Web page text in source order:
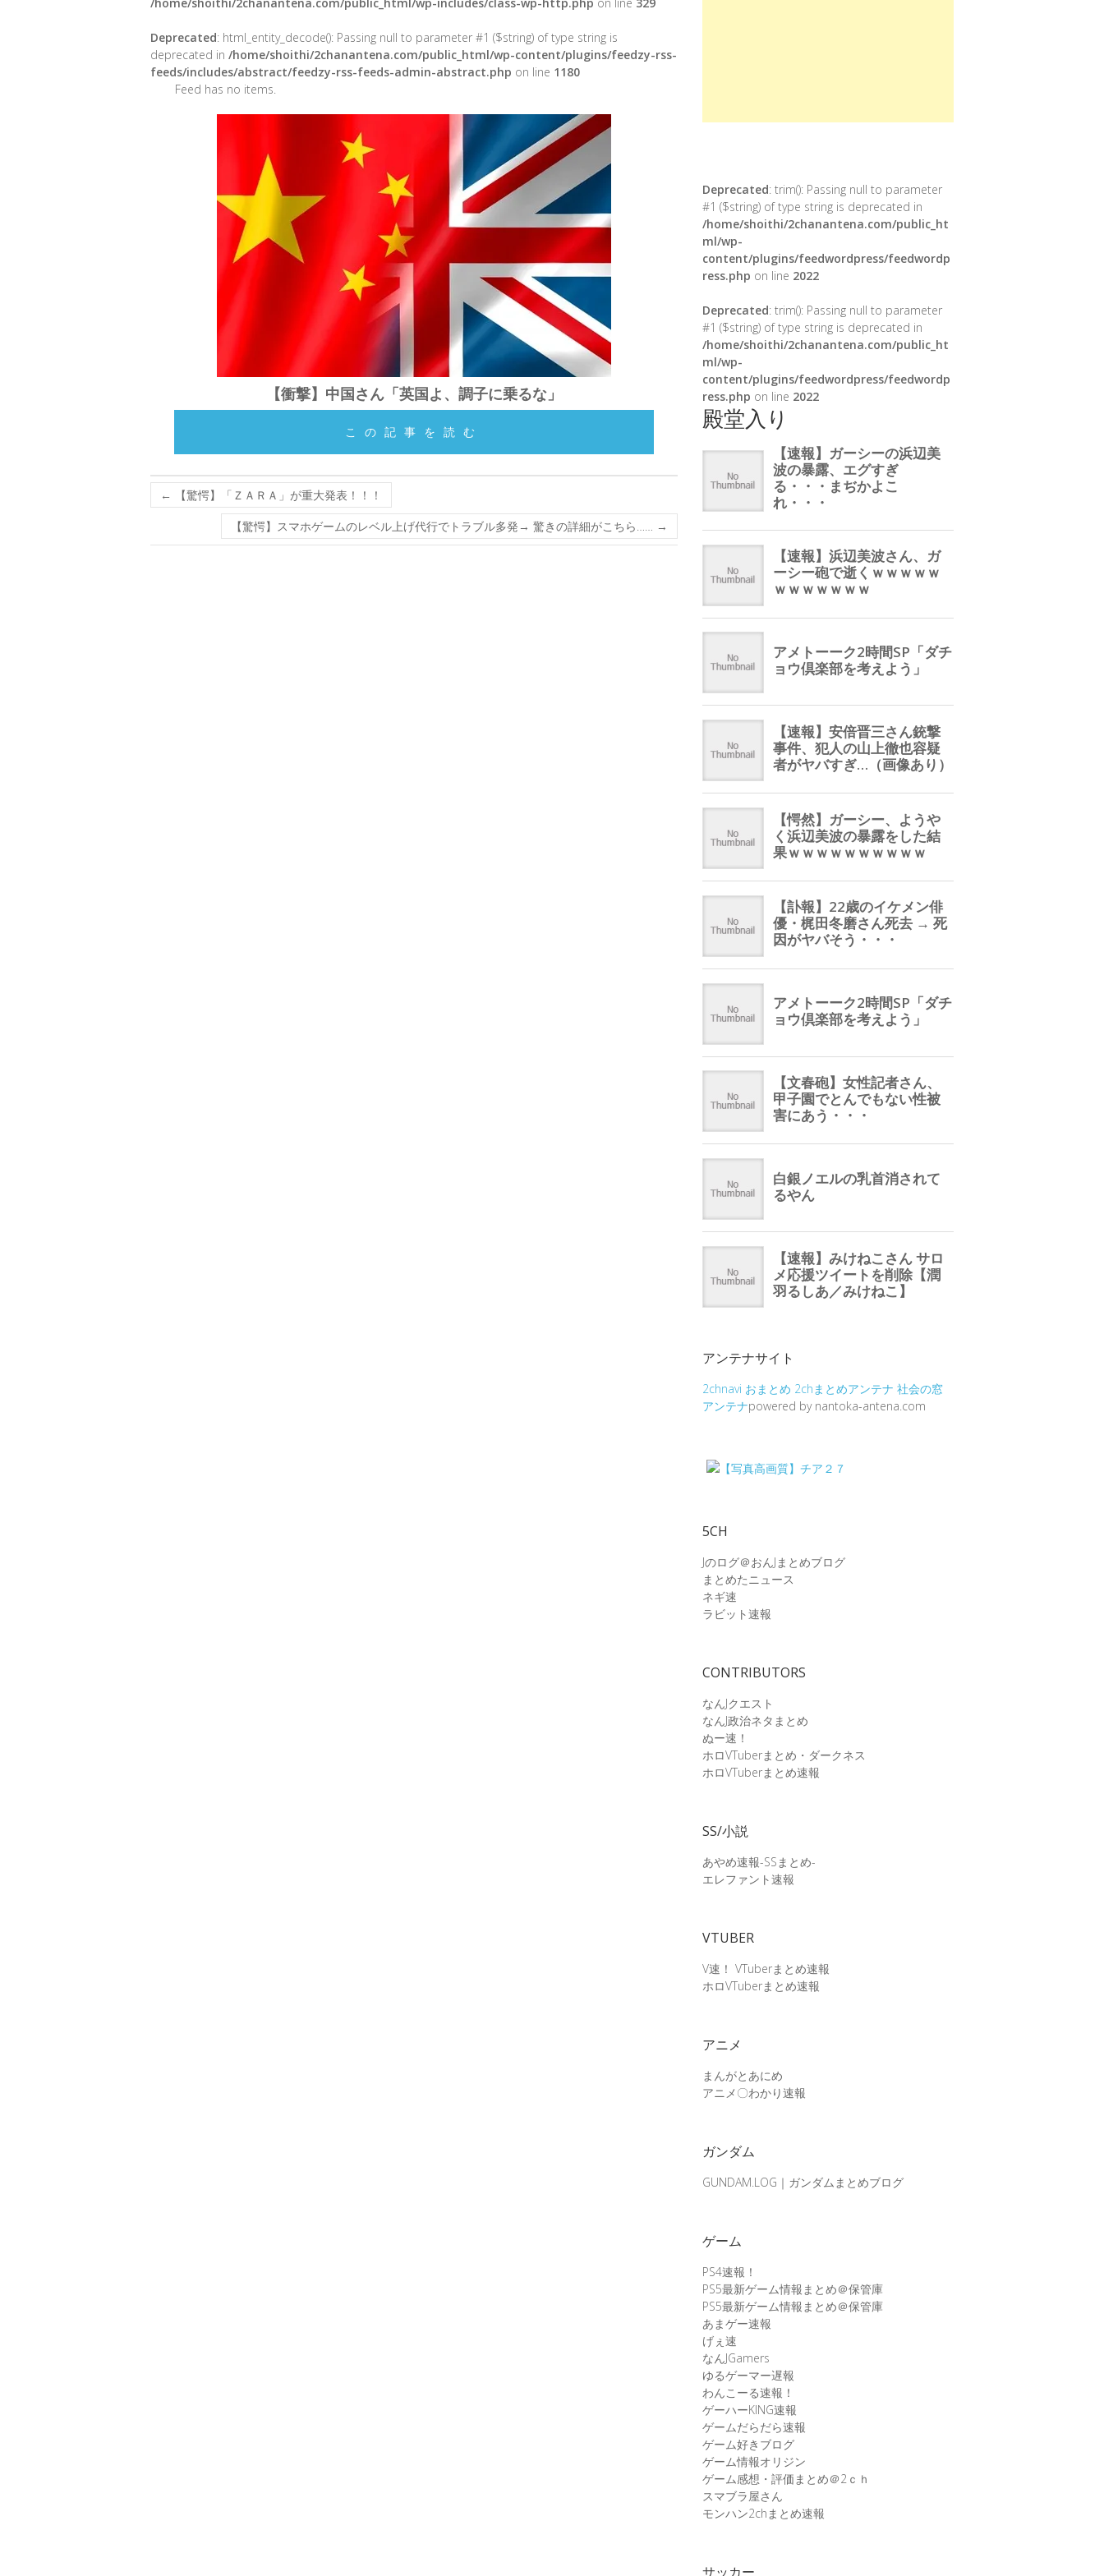
Deprecated: html_entity_decode(): Passing null to parameter #1 ($string) of type string is
deprecated in /home/shoithi/2chanantena.com/public_html/wp-content/plugins/feedzy-rss-
feeds/includes/abstract/feedzy-rss-feeds-admin-abstract.php on line 1180
Feed has no items.
【衝撃】中国さん「英国よ、調子に乗るな」
この記事を読む
←
【驚愕】「ＺＡＲＡ」が重大発表！！！
【驚愕】スマホゲームのレベル上げ代行でトラブル多発→ 驚きの詳細がこちら…… →
Deprecated: trim(): Passing null to parameter
#1 ($string) of type string is deprecated in
/home/shoithi/2chanantena.com/public_ht
ml/wp-
content/plugins/feedwordpress/feedwordp
ress.php on line 2022
Deprecated: trim(): Passing null to parameter
#1 ($string) of type string is deprecated in
/home/shoithi/2chanantena.com/public_ht
ml/wp-
content/plugins/feedwordpress/feedwordp
ress.php on line 2022
殿堂入り
アンテナサイト
2chnavi おまとめ 2chまとめアンテナ 社会の窓
アンテナpowered by nantoka-antena.com
5CH
Jのログ＠おんJまとめブログ
まとめたニュース
ネギ速
ラビット速報
CONTRIBUTORS
なんJクエスト
なんJ政治ネタまとめ
ぬー速！
ホロVTuberまとめ・ダークネス
ホロVTuberまとめ速報
SS/小説
あやめ速報-SSまとめ-
エレファント速報
VTUBER
V速！ VTuberまとめ速報
ホロVTuberまとめ速報
アニメ
まんがとあにめ
アニメ〇わかり速報
ガンダム
GUNDAM.LOG｜ガンダムまとめブログ
ゲーム
PS4速報！
PS5最新ゲーム情報まとめ＠保管庫
PS5最新ゲーム情報まとめ＠保管庫
あまゲー速報
げぇ速
なんJGamers
ゆるゲーマー遅報
わんこーる速報！
ゲーハーKING速報
ゲームだらだら速報
ゲーム好きブログ
ゲーム情報オリジン
ゲーム感想・評価まとめ＠2ｃｈ
スマブラ屋さん
モンハン2chまとめ速報
サッカー